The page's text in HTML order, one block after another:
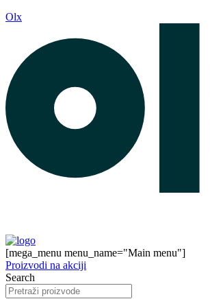
Olx
[mega_menu menu_name="Main menu"]
Proizvodi na akciji
Search